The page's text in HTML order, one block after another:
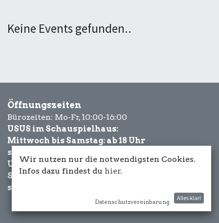
Keine Events gefunden..
Öffnungszeiten
Bürozeiten: Mo-Fr, 10:00-16:00
USUS im Schauspielhaus:
Mittwoch bis Samstag: ab 18 Uhr
sowie Eventbezogen.
USUS am Wasser:
Schönwetter-
sowie Eventbezogen.
Wir nutzen nur die notwendigsten Cookies.
Infos dazu findest du hier.
Datenschutzvereinbarung
Alles klar!